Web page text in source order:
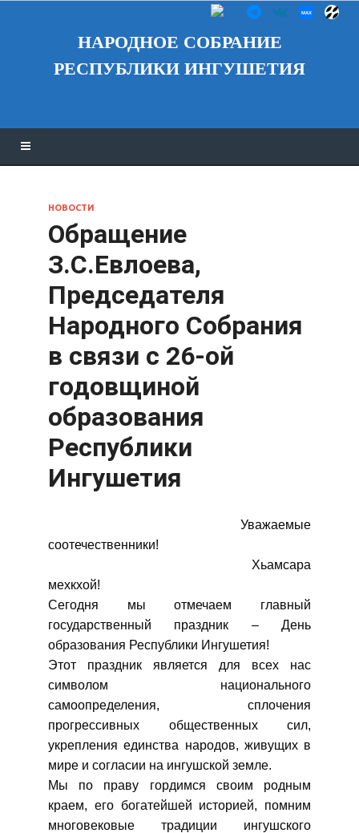
НАРОДНОЕ СОБРАНИЕ
РЕСПУБЛИКИ ИНГУШЕТИЯ
НОВОСТИ
Обращение
З.С.Евлоева,
Председателя
Народного Собрания
в связи с 26-ой
годовщиной
образования
Республики
Ингушетия
Уважаемые
соотечественники!
Хьамсара
мехкхой!
Сегодня мы отмечаем главный
государственный праздник – День
образования Республики Ингушетия!
Этот праздник является для всех нас
символом национального
самоопределения, сплочения
прогрессивных общественных сил,
укрепления единства народов, живущих в
мире и согласии на ингушской земле.
Мы по праву гордимся своим родным
краем, его богатейшей историей, помним
многовековые традиции ингушского